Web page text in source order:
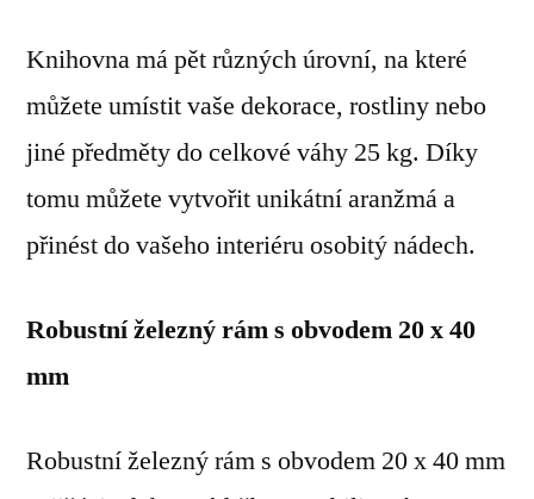
Knihovna má pět různých úrovní, na které
můžete umístit vaše dekorace, rostliny nebo
jiné předměty do celkové váhy 25 kg. Díky
tomu můžete vytvořit unikátní aranžmá a
přinést do vašeho interiéru osobitý nádech.
Robustní železný rám s obvodem 20 x 40
mm
Robustní železný rám s obvodem 20 x 40 mm